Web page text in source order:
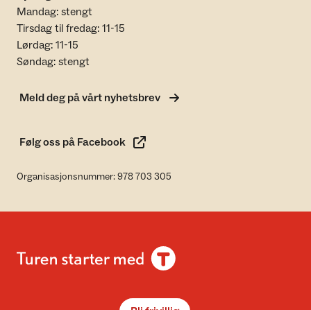
Mandag: stengt
Tirsdag til fredag: 11-15
Lørdag: 11-15
Søndag: stengt
Meld deg på vårt nyhetsbrev
Følg oss på Facebook
Organisasjonsnummer: 978 703 305